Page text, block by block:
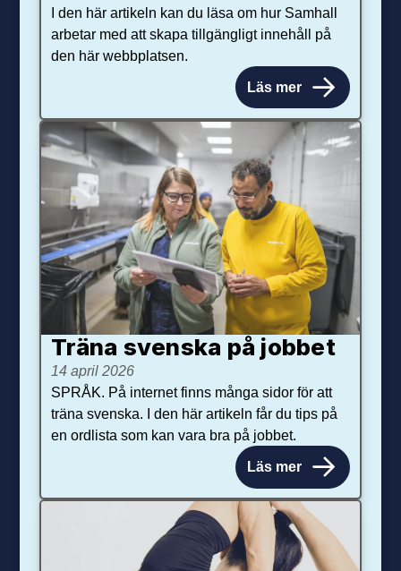
I den här artikeln kan du läsa om hur Samhall
arbetar med att skapa tillgängligt innehåll på
den här webbplatsen.
Läs mer
Träna svenska på jobbet
14 april 2026
SPRÅK. På internet finns många sidor för att
träna svenska. I den här artikeln får du tips på
en ordlista som kan vara bra på jobbet.
Läs mer